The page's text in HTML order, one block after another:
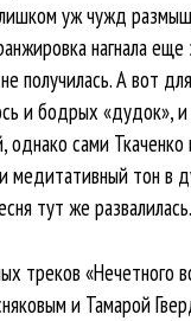
уж чужд
нагнала
получилась. А вот
и бодрых «дудок»,
однако сами
медитативный тон в
тут же развалилась.
треков «Нечетного
и Тамарой